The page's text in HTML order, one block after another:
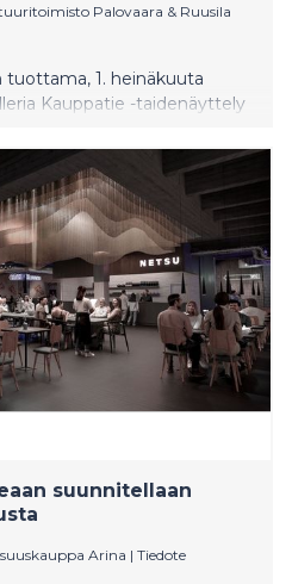
Palovaara & Ruusila
1. heinäkuuta
Kauppatie -taidenäyttely
kävijät tutustumaan
Konneveden Naisten
kyläelämään. Näyttely on
viikon kanssa, jota
suunnitellaan
Arina | Tiedote